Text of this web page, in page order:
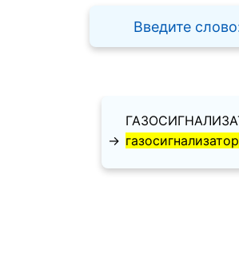
Введите
→